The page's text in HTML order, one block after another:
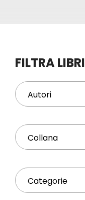
FILTRA LIBRI